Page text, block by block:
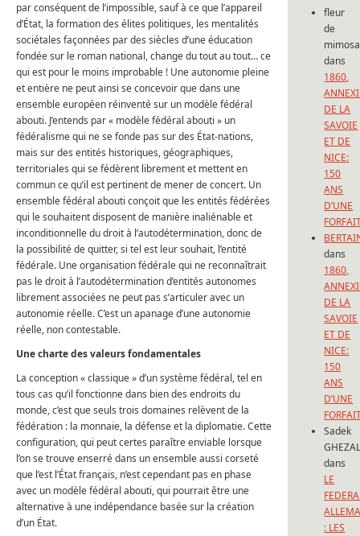
par conséquent de l’impossible, sauf à ce que l’appareil
d’État, la formation des élites politiques, les mentalités
sociétales façonnées par des siècles d’une éducation
fondée sur le roman national, change du tout au tout… ce
qui est pour le moins improbable ! Une autonomie pleine
et entière ne peut ainsi se concevoir que dans une
ensemble européen réinventé sur un modèle fédéral
abouti. J’entends par « modèle fédéral abouti » un
fédéralisme qui ne se fonde pas sur des État-nations,
mais sur des entités historiques, géographiques,
territoriales qui se fédèrent librement et mettent en
commun ce qu’il est pertinent de mener de concert. Un
ensemble fédéral abouti conçoit que les entités fédérées
qui le souhaitent disposent de manière inaliénable et
inconditionnelle du droit à l’autodétermination, donc de
la possibilité de quitter, si tel est leur souhait, l’entité
fédérale. Une organisation fédérale qui ne reconnaîtrait
pas le droit à l’autodétermination d’entités autonomes
librement associées ne peut pas s’articuler avec un
autonomie réelle. C’est un apanage d’une autonomie
réelle, non contestable.
Une charte des valeurs fondamentales
La conception « classique » d’un système fédéral, tel en
tous cas qu’il fonctionne dans bien des endroits du
monde, c’est que seuls trois domaines relèvent de la
fédération : la monnaie, la défense et la diplomatie. Cette
configuration, qui peut certes paraître enviable lorsque
l’on se trouve enserré dans un ensemble aussi corseté
que l’est l’État français, n’est cependant pas en phase
avec un modèle fédéral abouti, qui pourrait être une
alternative à une indépendance basée sur la création
d’un État.
fleur
de
mimosa
dans
1860,
DE LA
SAVOIE
ET DE
NICE:
150
ANS
D’UNE
dans
1860,
DE LA
SAVOIE
ET DE
NICE:
150
ANS
D’UNE
Sadek
dans
LE
: LES